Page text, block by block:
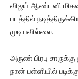
விஜய் ஆண்டனி
படத்தில்
முடியவில்லை.
அருண் பிரபு
நான் பள்ளியில்